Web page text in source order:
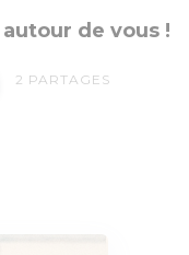
de vous !
2 PARTAGES